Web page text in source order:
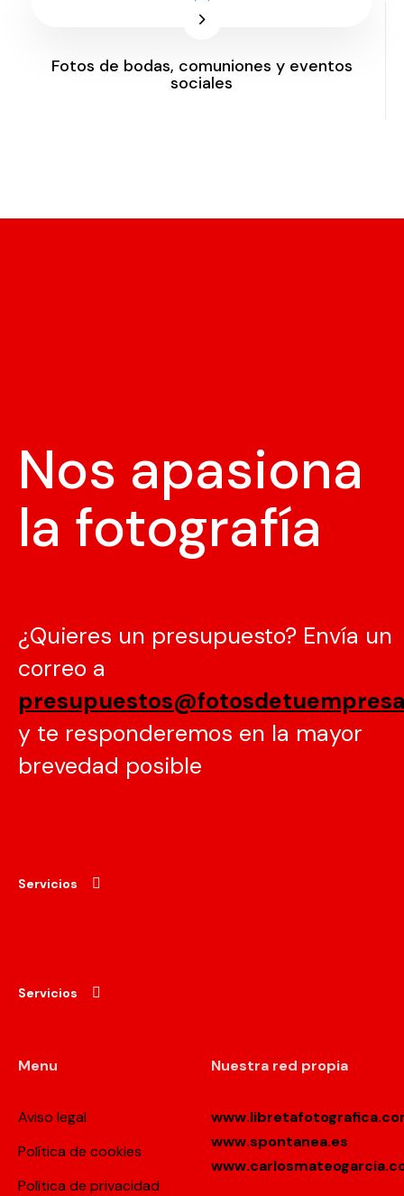
Fotos de bodas, comuniones y eventos
sociales
Nos apasiona
la fotografía
¿Quieres un presupuesto? Envía un
correo a
y te responderemos en la mayor
brevedad posible
Servicios
Servicios
Menu
Aviso legal
Política de cookies
Política de privacidad
Nuestra red propia
www.spontanea.es